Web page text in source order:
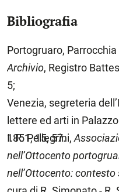
della tipografia fu
precedenza impiegato
Adriatico in Trieste,
italiano». L’attività
trascurabile. In
interesse locale, come
Portogruaro
(1845),
città di Portogruaro
città di Portogruaro
argomento religioso e
quell’epoca
Concordia. Nel corso
editoriale, la Premiata
moduli stampati per
Bibliografia
Portogruaro,
Archivio, Registro
5;
Venezia, segreteria
lettere ed arti in
1851, 15, 57.
I. R. Pellegrini,
nell’Ottocento
nell’Ottocento: